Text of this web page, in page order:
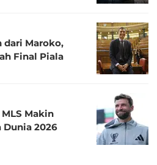
dari Maroko,
Final Piala
Makin
Dunia 2026